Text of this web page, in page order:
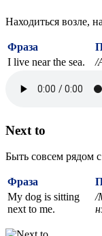
Находиться возле,
Фраза
I live near the sea.
/
Next to
Быть совсем рядом
Фраза
My dog is sitting
next to me.
/